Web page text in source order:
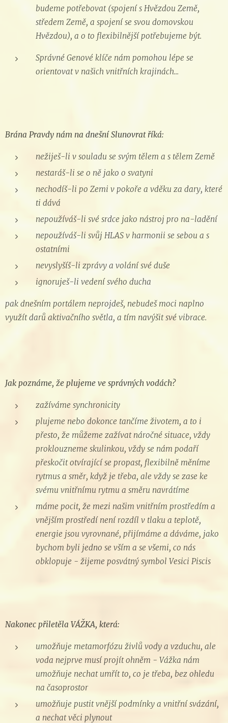
budeme potřebovat (spojení s Hvězdou Země,
středem Země, a spojení se svou domovskou
Hvězdou), a o to flexibilnější potřebujeme být.
Správné Genové klíče nám pomohou lépe se
orientovat v našich vnitřních krajinách...
Brána Pravdy nám na dnešní Slunovrat říká:
nežiješ-li v souladu se svým tělem a s tělem Země
nestaráš-li se o ně jako o svatyni
nechodíš-li po Zemi v pokoře a vděku za dary, které
ti dává
nepoužíváš-li své srdce jako nástroj pro na-ladění
nepoužíváš-li svůj HLAS v harmonii se sebou a s
ostatními
nevyslyšíš-li zprávy a volání své duše
ignoruješ-li vedení svého ducha
pak dnešním portálem neprojdeš, nebudeš moci naplno
využít darů aktivačního světla, a tím navýšit své vibrace.
Jak poznáme, že plujeme ve správných vodách?
zažíváme synchronicity
plujeme nebo dokonce tančíme životem, a to i
přesto, že můžeme zažívat náročné situace, vždy
proklouzneme skulinkou, vždy se nám podaří
přeskočit otvírající se propast, flexibilně měníme
rytmus a směr, když je třeba, ale vždy se zase ke
svému vnitřnímu rytmu a směru navrátíme
máme pocit, že mezi našim vnitřním prostředím a
vnějším prostředí není rozdíl v tlaku a teplotě,
energie jsou vyrovnané, přijímáme a dáváme, jako
bychom byli jedno se vším a se všemi, co nás
obklopuje - žijeme posvátný symbol Vesici Piscis
Nakonec přiletěla VÁŽKA, která:
umožňuje metamorfózu živlů vody a vzduchu, ale
voda nejprve musí projít ohněm - Vážka nám
umožňuje nechat umřít to, co je třeba, bez ohledu
na časoprostor
umožňuje pustit vnější podmínky a vnitřní svázání,
a nechat věci plynout